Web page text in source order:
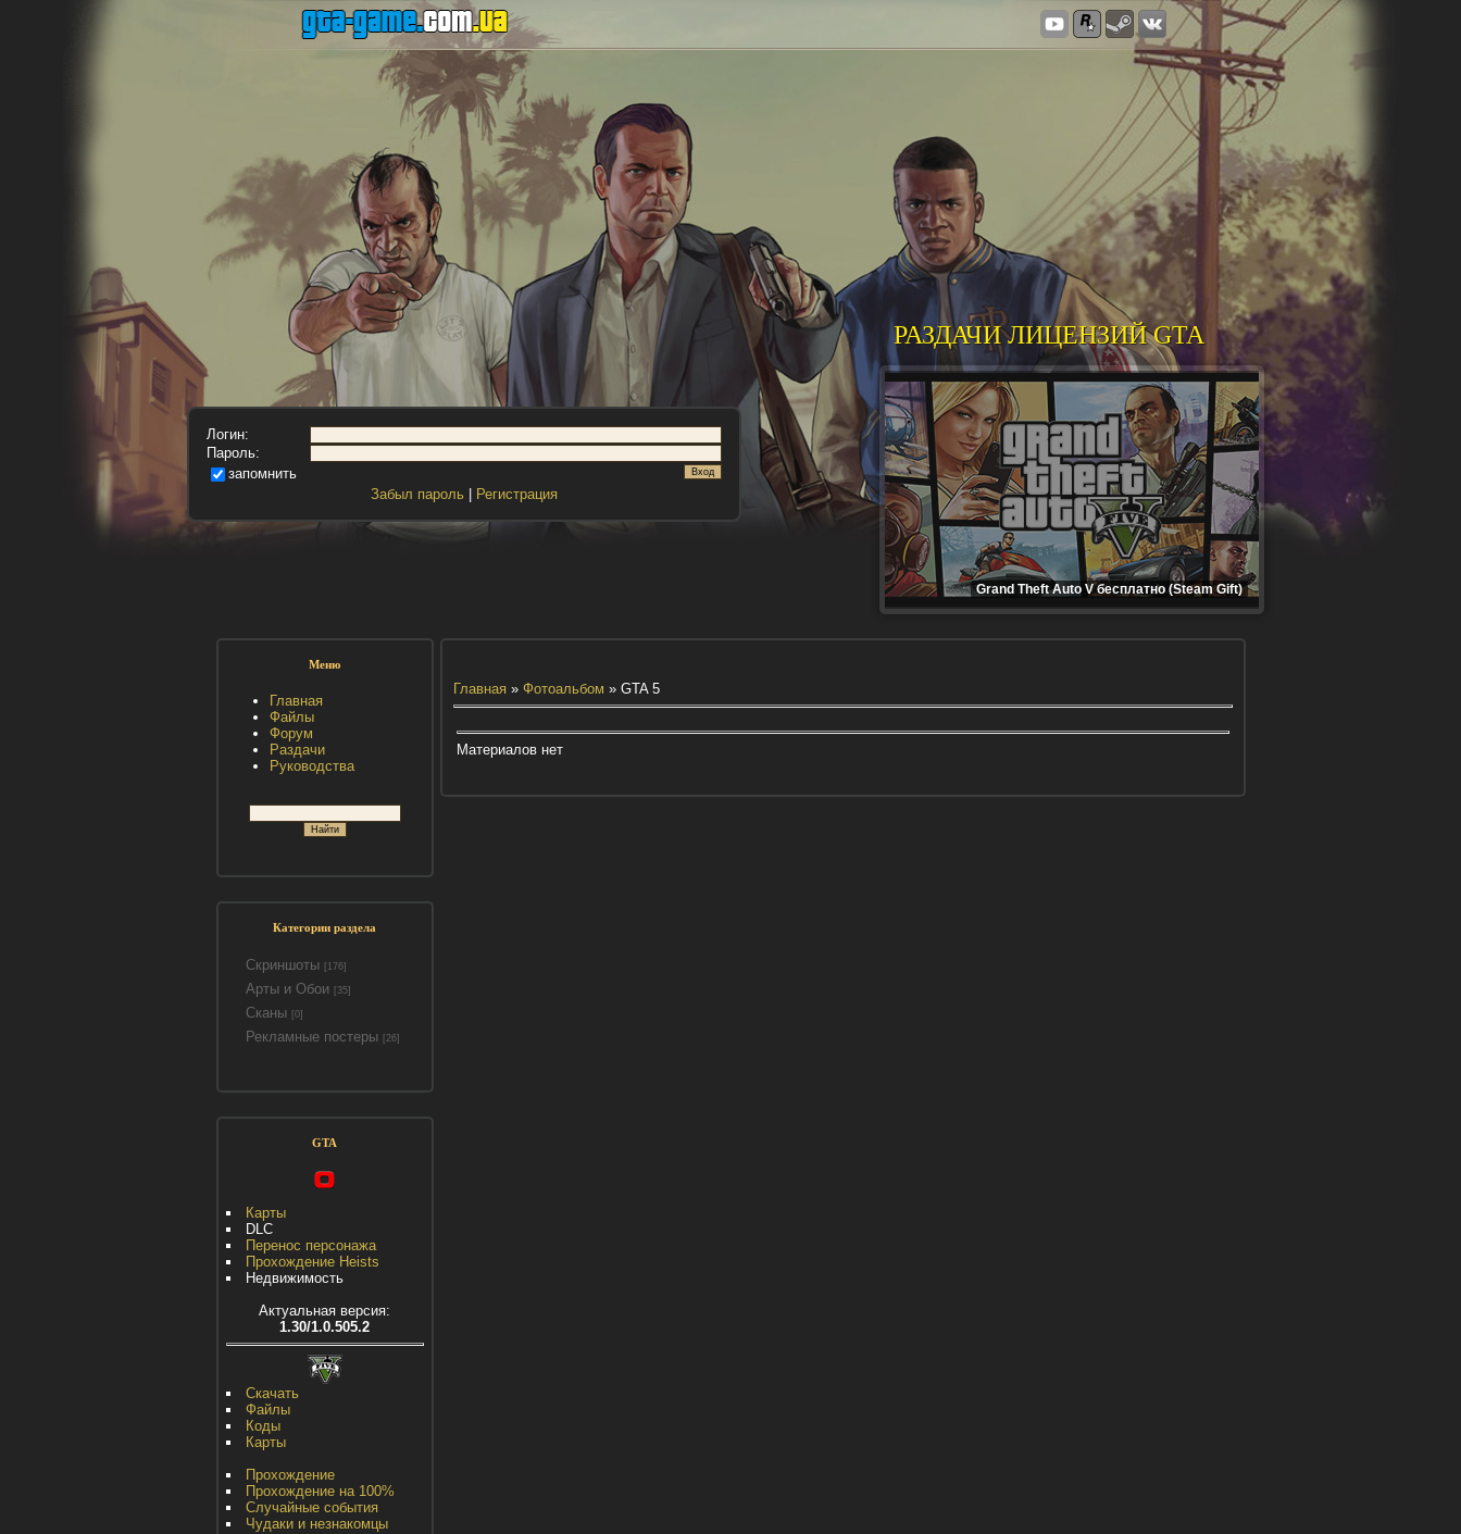
Логин:
Пароль:
запомнить
Забыл пароль
Регистрация
РАЗДАЧИ ЛИЦЕНЗИЙ GTA
Grand Theft Auto V бесплатно (Steam Gift)
Меню
Главная
Файлы
Форум
Раздачи
Руководства
Категории раздела
Скриншоты [176]
Арты и Обои [35]
Сканы [0]
Рекламные постеры [26]
GTA
Карты
DLC
Перенос персонажа
Прохождение Heists
Недвижимость
Актуальная версия:
1.30/1.0.505.2
Скачать
Файлы
Коды
Карты
Прохождение
Прохождение на 100%
Случайные события
Чудаки и незнакомцы
Главная» Фотоальбом » GTA 5
Материалов нет